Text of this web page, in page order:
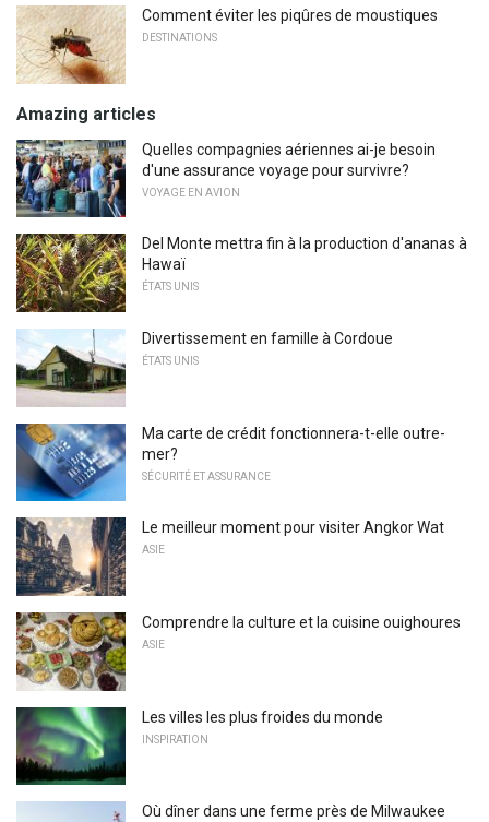
Comment éviter les piqûres de moustiques
DESTINATIONS
Amazing articles
Quelles compagnies aériennes ai-je besoin
d'une assurance voyage pour survivre?
VOYAGE EN AVION
Del Monte mettra fin à la production d'ananas à
Hawaï
ÉTATS UNIS
Divertissement en famille à Cordoue
ÉTATS UNIS
Ma carte de crédit fonctionnera-t-elle outre-
mer?
SÉCURITÉ ET ASSURANCE
Le meilleur moment pour visiter Angkor Wat
ASIE
Comprendre la culture et la cuisine ouighoures
ASIE
Les villes les plus froides du monde
INSPIRATION
Où dîner dans une ferme près de Milwaukee